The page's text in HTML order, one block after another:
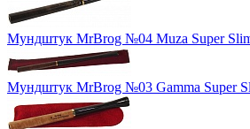
Мундштук MrBrog №04 Muza Super
Мундштук MrBrog №03 Gamma Super